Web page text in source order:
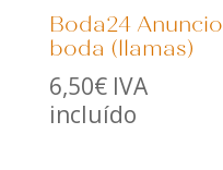
Boda24 Anuncio
boda (llamas)
6,50€ IVA
incluído